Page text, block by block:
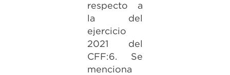
respecto a
la del
ejercicio
2021 del
CFF:6. Se
menciona